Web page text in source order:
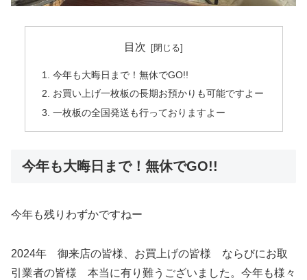
目次
今年も大晦日まで！無休でGO!!
お買い上げ一枚板の長期お預かりも可能ですよー
一枚板の全国発送も行っておりますよー
今年も大晦日まで！無休でGO!!
今年も残りわずかですねー
2024年 御来店の皆様、お買上げの皆様 ならびにお取
引業者の皆様 本当に有り難うございました。今年も様々